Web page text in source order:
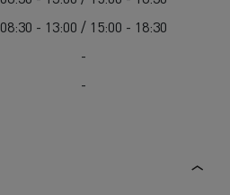
08:30 - 13:00 / 15:00 - 18:30
-
-